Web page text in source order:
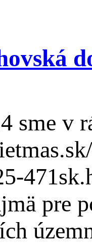
sme v
pre